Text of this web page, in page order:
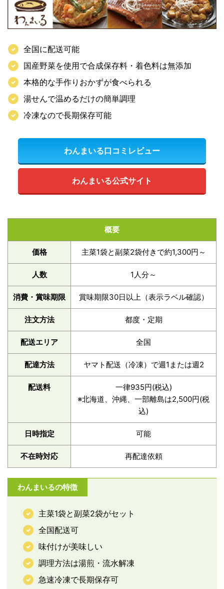
全国に配送可能
国産野菜を使用で合成保存料・着色料は無添加
本格的な手作りおかずが食べられる
湯せんで温めるだけの簡単調理
冷凍なので長期保存可能
わんまいる口コミレビュー
わんまいる公式サイト
概要
価格 主菜1袋と副菜2袋付きで約1,300円～
人数 1人分～
消費・賞味期限 賞味期限30日以上（表示ラベル確認）
注文方法 都度・定期
配送エリア 全国
配達方法 ヤマト配送（冷凍）で週1または週2
配送料
一律935円(税込)
※北海道、沖縄、一部離島は2,500円(税
込)
日時指定 可能
不在時対応 再配達依頼
わんまいるの特徴
主菜1袋と副菜2袋がセット
全国配送可
味付けが美味しい
調理方法は湯煎・流水解凍
急速冷凍で長期保存可